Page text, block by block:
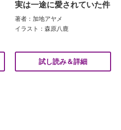
実は一途に愛されていた件
著者：加地アヤメ
イラスト：森原八鹿
試し読み＆詳細